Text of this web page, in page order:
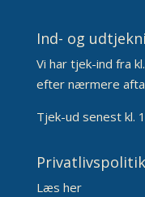
Ind- og
Vi har tjek-ind fra
efter nærmere
Tjek-ud senest kl.
Privatlivspolitik
Læs her